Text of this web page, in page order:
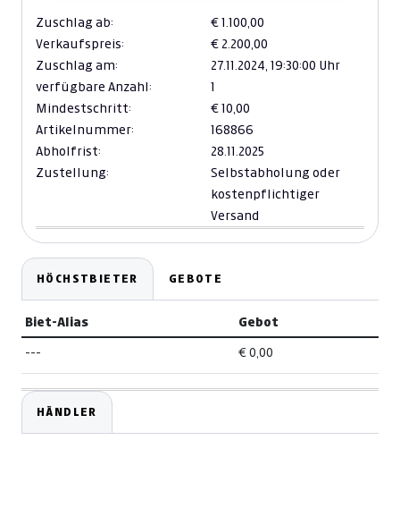
Zuschlag ab:
€ 1.100,00
Verkaufspreis:
€ 2.200,00
Zuschlag am:
27.11.2024, 19:30:00 Uhr
verfügbare Anzahl:
1
Mindestschritt:
€ 10,00
Artikelnummer:
168866
Abholfrist:
28.11.2025
Zustellung:
Selbstabholung oder
kostenpflichtiger
Versand
HÖCHSTBIETER GEBOTE
Biet-Alias Gebot
--- € 0,00
HÄNDLER